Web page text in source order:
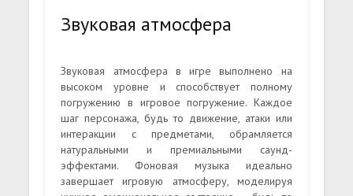
Звуковая атмосфера
Звуковая атмосфера в игре выполнено на
высоком уровне и способствует полному
погружению в игровое погружение. Каждое
шаг персонажа, будь то движение, атаки или
интеракции с предметами, обрамляется
натуральными и премиальными саунд-
эффектами. Фоновая музыка идеально
завершает игровую атмосферу, моделируя